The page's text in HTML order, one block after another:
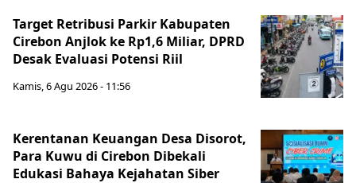
Target Retribusi Parkir Kabupaten
Cirebon Anjlok ke Rp1,6 Miliar, DPRD
Desak Evaluasi Potensi Riil
Kamis, 6 Agu 2026 - 11:56
Kerentanan Keuangan Desa Disorot,
Para Kuwu di Cirebon Dibekali
Edukasi Bahaya Kejahatan Siber